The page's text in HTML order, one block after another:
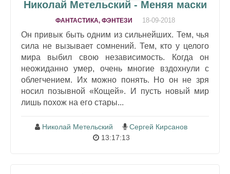
Николай Метельский - Меняя маски
ФАНТАСТИКА, ФЭНТЕЗИ 18-09-2018
Он привык быть одним из сильнейших. Тем, чья
сила не вызывает сомнений. Тем, кто у целого
мира выбил свою независимость. Когда он
неожиданно умер, очень многие вздохнули с
облегчением. Их можно понять. Но он не зря
носил позывной «Кощей». И пусть новый мир
лишь похож на его стары...
Николай Метельский
Сергей Кирсанов
13:17:13